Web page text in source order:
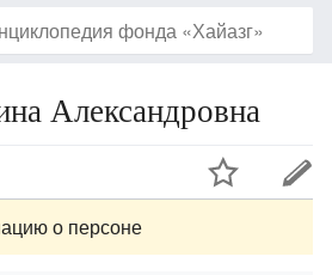
Александровна
о персоне